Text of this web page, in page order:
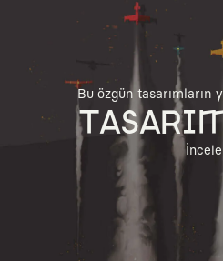
Bu özgün tasarımların
İncele